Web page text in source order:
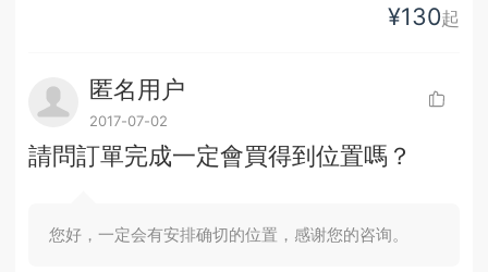
¥130起
匿名用户
2017-07-02
請問訂單完成一定會買得到位置嗎？
您好，一定会有安排确切的位置，感谢您的咨询。